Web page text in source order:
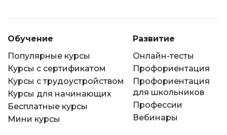
Обучение
Популярные курсы
Курсы с сертификатом
Курсы с трудоустройством
Курсы для начинающих
Бесплатные курсы
Мини курсы
Развитие
Онлайн-тесты
Профориентация
Профориентация
для школьников
Профессии
Вебинары